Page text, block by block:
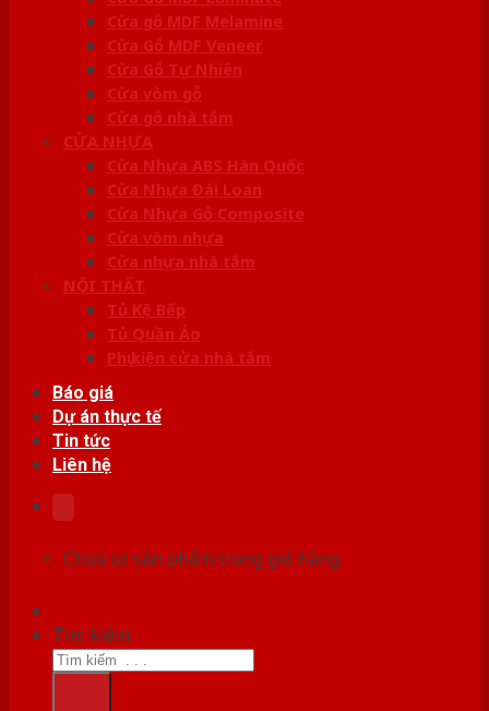
Cửa gỗ MDF Melamine
Cửa Gỗ MDF Veneer
Cửa Gỗ Tự Nhiên
Cửa vòm gỗ
Cửa gỗ nhà tắm
CỬA NHỰA
Cửa Nhựa ABS Hàn Quốc
Cửa Nhựa Đài Loan
Cửa Nhựa Gỗ Composite
Cửa vòm nhựa
Cửa nhựa nhà tắm
NỘI THẤT
Tủ Kệ Bếp
Tủ Quần Áo
Phụ kiện cửa nhà tắm
Báo giá
Dự án thực tế
Tin tức
Liên hệ
Chưa có sản phẩm trong giỏ hàng.
Tìm kiếm: